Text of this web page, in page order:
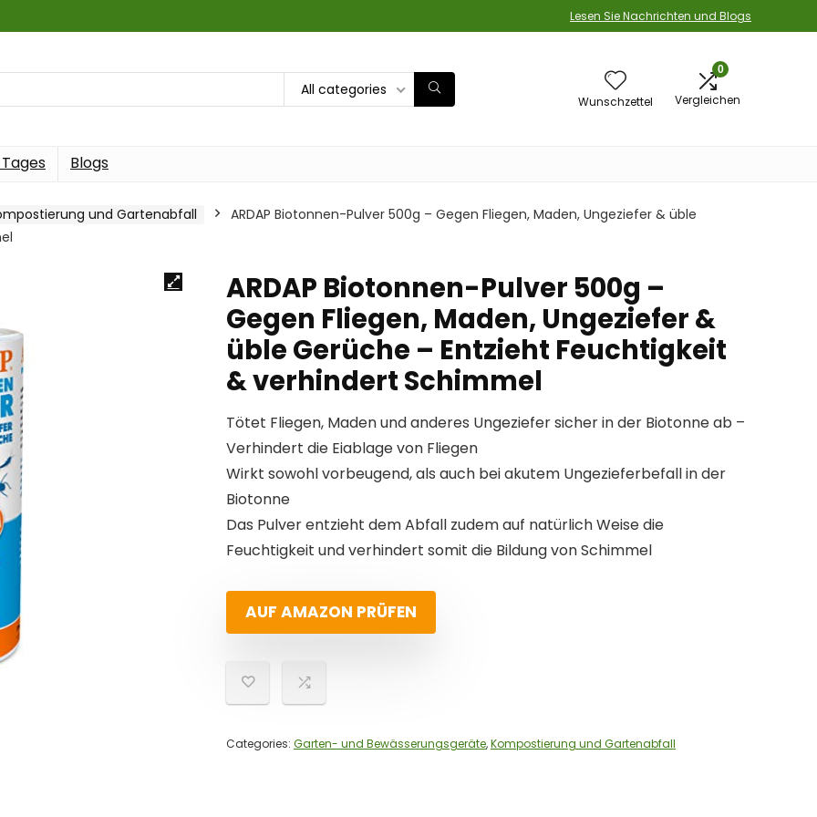
Lesen Sie Nachrichten und Blogs
All categories
Wunschzettel
0
Vergleichen
Blogs
und Gartenabfall
ARDAP Biotonnen-Pulver 500g – Gegen Fliegen, Maden, Ungeziefer & üble
ARDAP Biotonnen-Pulver 500g –
Gegen Fliegen, Maden, Ungeziefer &
üble Gerüche – Entzieht Feuchtigkeit
& verhindert Schimmel
Tötet Fliegen, Maden und anderes Ungeziefer sicher in der Biotonne ab –
Verhindert die Eiablage von Fliegen
Wirkt sowohl vorbeugend, als auch bei akutem Ungezieferbefall in der
Biotonne
Das Pulver entzieht dem Abfall zudem auf natürlich Weise die
Feuchtigkeit und verhindert somit die Bildung von Schimmel
AUF AMAZON PRÜFEN
Categories: Garten- und Bewässerungsgeräte,Kompostierung und Gartenabfall